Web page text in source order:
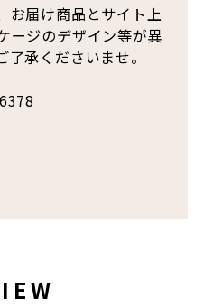
お届け商品とサイト上
ージのデザイン等が異
承くださいませ。